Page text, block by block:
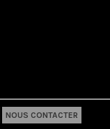
NOUS CONTACTER